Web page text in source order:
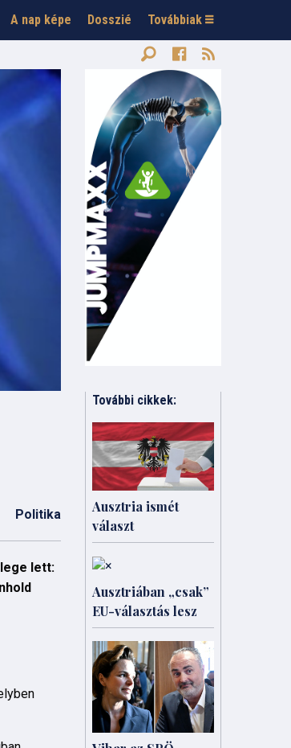
A nap képe Dosszié Továbbiak
Politika
lett:
További cikkek:
Ausztria ismét
választ
Ausztriában „csak”
EU-választás lesz